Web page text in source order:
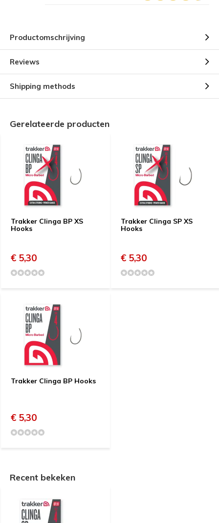
Productomschrijving
Reviews
Shipping methods
Gerelateerde producten
Trakker Clinga BP XS
Hooks
€ 5,30
Trakker Clinga SP XS
Hooks
€ 5,30
Trakker Clinga BP Hooks
€ 5,30
Recent bekeken